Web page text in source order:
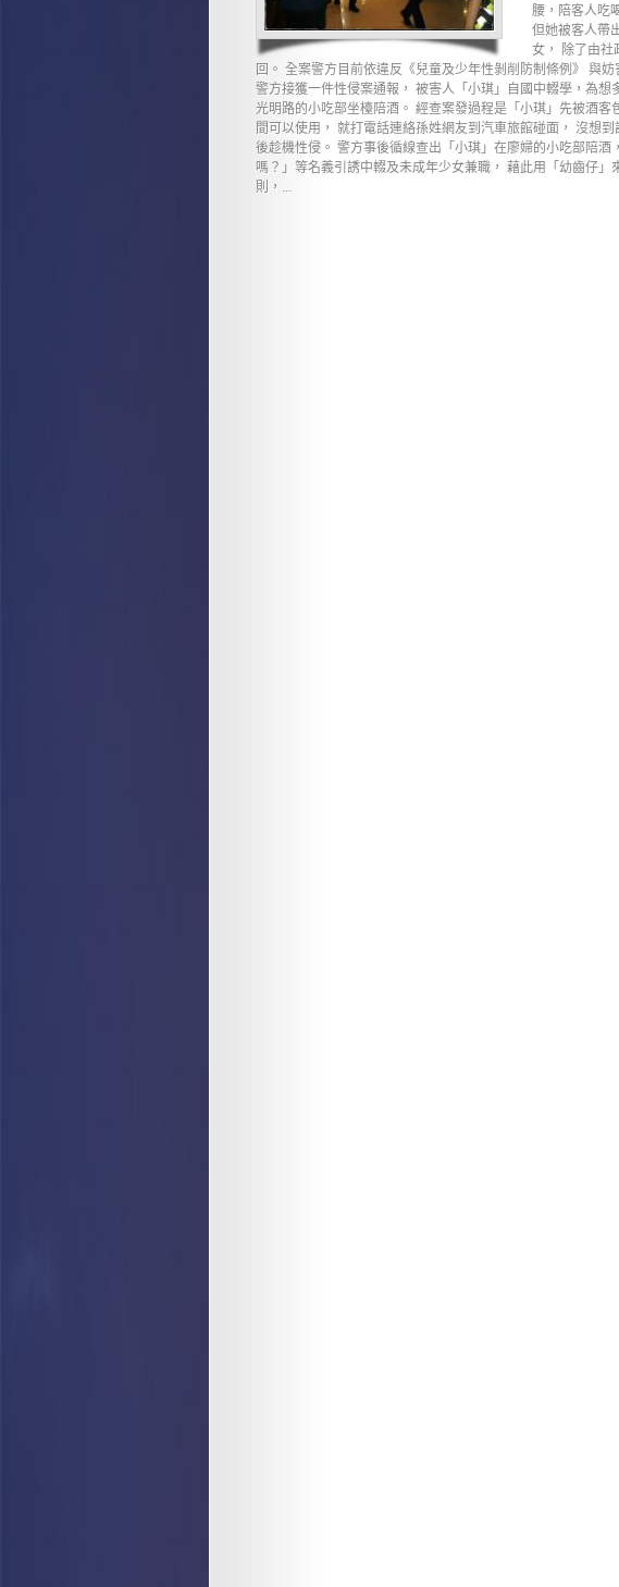
腰，陪客人吃
但她被客人帶
女， 除了由社
回。 全案警方目前依違反《兒童及少年性剝削防制條例》 與
警方接獲一件性侵案通報， 被害人「小琪」自國中輟學，為
光明路的小吃部坐檯陪酒。 經查案發過程是「小琪」先被酒
間可以使用， 就打電話連絡孫姓網友到汽車旅館碰面， 沒想
後趁機性侵。 警方事後循線查出「小琪」在廖婦的小吃部陪
嗎？」等名義引誘中輟及未成年少女兼職， 藉此用「幼齒仔
則，...